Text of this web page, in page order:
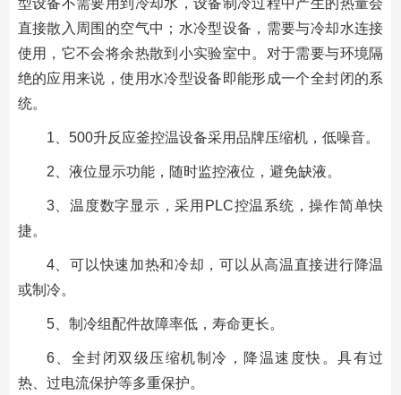
直接散入周围的空气中；水冷型设备，需要与冷却水连接
使用，它不会将余热散到小实验室中。对于需要与环境隔
绝的应用来说，使用水冷型设备即能形成一个全封闭的系
统。
1、500升反应釜控温设备采用品牌压缩机，低噪音。
2、液位显示功能，随时监控液位，避免缺液。
3、温度数字显示，采用PLC控温系统，操作简单快
捷。
4、可以快速加热和冷却，可以从高温直接进行降温
或制冷。
5、制冷组配件故障率低，寿命更长。
6、全封闭双级压缩机制冷，降温速度快。具有过
热、过电流保护等多重保护。